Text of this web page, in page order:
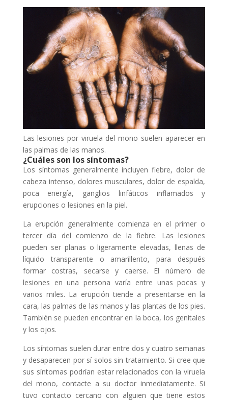
Las lesiones por viruela del mono suelen aparecer en
las palmas de las manos.
¿Cuáles son los síntomas?
Los síntomas generalmente incluyen fiebre, dolor de
cabeza intenso, dolores musculares, dolor de espalda,
poca energía, ganglios linfáticos inflamados y
erupciones o lesiones en la piel.
La erupción generalmente comienza en el primer o
tercer día del comienzo de la fiebre. Las lesiones
pueden ser planas o ligeramente elevadas, llenas de
líquido transparente o amarillento, para después
formar costras, secarse y caerse. El número de
lesiones en una persona varía entre unas pocas y
varios miles. La erupción tiende a presentarse en la
cara, las palmas de las manos y las plantas de los pies.
También se pueden encontrar en la boca, los genitales
y los ojos.
Los síntomas suelen durar entre dos y cuatro semanas
y desaparecen por sí solos sin tratamiento. Si cree que
sus síntomas podrían estar relacionados con la viruela
del mono, contacte a su doctor inmediatamente. Si
tuvo contacto cercano con alguien que tiene estos